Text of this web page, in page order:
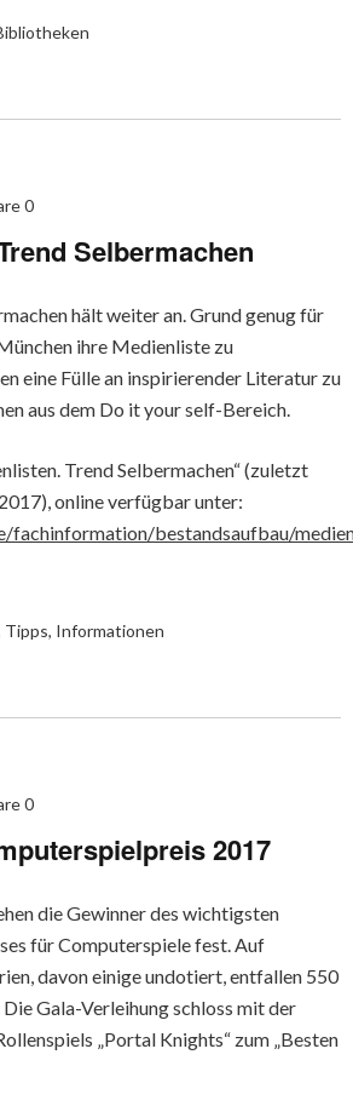
0
Selbermachen
hält weiter an. Grund genug für
ihre Medienliste zu
eine Fülle an inspirierender Literatur zu
aus dem Do it your self-Bereich.
Trend Selbermachen“ (zuletzt
online verfügbar unter:
fachinformation/bestandsaufbau/
Tipps, Informationen
0
2017
die Gewinner des wichtigsten
für Computerspiele fest. Auf
davon einige undotiert, entfallen 550
Gala-Verleihung schloss mit der
„Portal Knights“ zum „Besten